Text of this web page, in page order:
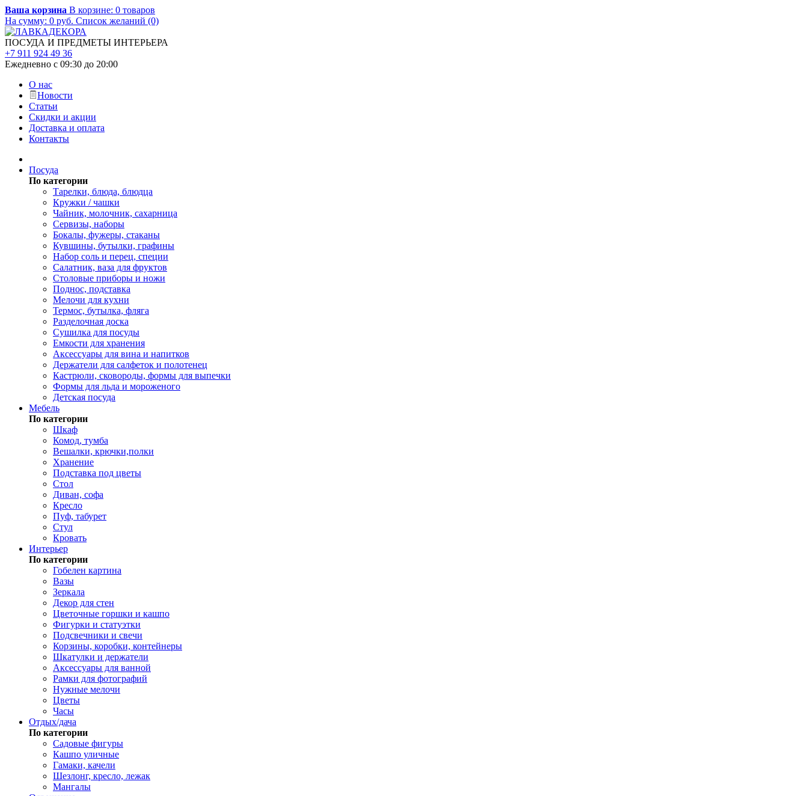
Ваша корзина В корзине: 0 товаров
На сумму: 0 руб. Список желаний (0)
ПОСУДА И ПРЕДМЕТЫ ИНТЕРЬЕРА
+7 911 924 49 36
Ежедневно с 09:30 до 20:00
О нас
Новости
Статьи
Скидки и акции
Доставка и оплата
Контакты
Посуда
По категории
Тарелки, блюда, блюдца
Кружки / чашки
Чайник, молочник, сахарница
Сервизы, наборы
Бокалы, фужеры, стаканы
Кувшины, бутылки, графины
Набор соль и перец, специи
Салатник, ваза для фруктов
Столовые приборы и ножи
Поднос, подставка
Мелочи для кухни
Термос, бутылка, фляга
Разделочная доска
Сушилка для посуды
Емкости для хранения
Аксессуары для вина и напитков
Держатели для салфеток и полотенец
Кастрюли, сковороды, формы для выпечки
Формы для льда и мороженого
Детская посуда
Мебель
По категории
Шкаф
Комод, тумба
Вешалки, крючки,полки
Хранение
Подставка под цветы
Стол
Диван, софа
Кресло
Пуф, табурет
Стул
Кровать
Интерьер
По категории
Гобелен картина
Вазы
Зеркала
Декор для стен
Цветочные горшки и кашпо
Фигурки и статуэтки
Подсвечники и свечи
Корзины, коробки, контейнеры
Шкатулки и держатели
Аксессуары для ванной
Рамки для фотографий
Нужные мелочи
Цветы
Часы
Отдых/дача
По категории
Садовые фигуры
Кашпо уличные
Гамаки, качели
Шезлонг, кресло, лежак
Мангалы